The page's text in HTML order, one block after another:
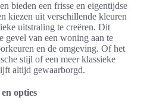
bieden een frisse en eigentijdse
kiezen uit verschillende kleuren
uitstraling te creëren. Dit
gevel van een woning aan te
en de omgeving. Of het
stijl of een meer klassieke
altijd gewaarborgd.
opties